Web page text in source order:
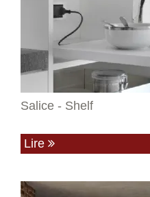
Salice - Shelf
Lire